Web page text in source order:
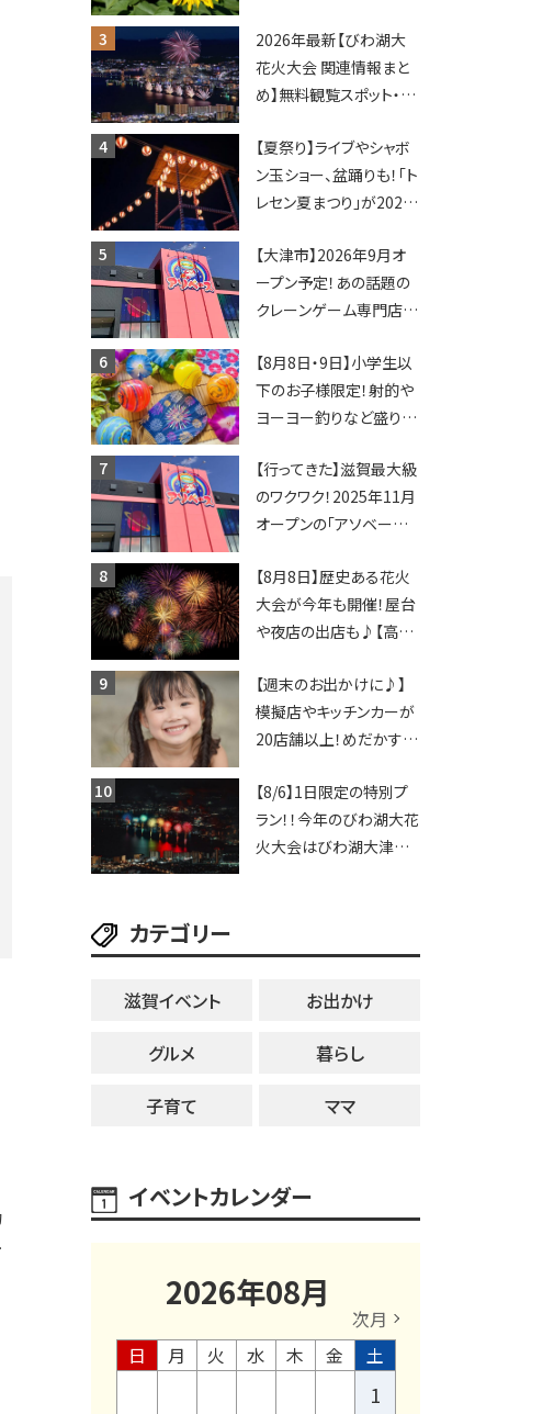
ポットやキッチンカーも
登場！何度も入園できる
フリーパスも販売★
2026年最新【びわ湖大
花火大会 関連情報まと
め】無料観覧スポット・同
ップ・交通規制に近隣施
設の駐車場情報なども
要チェック★
【夏祭り】ライブやシャボ
ン玉ショー、盆踊りも！「ト
レセン夏まつり」が2026
【大津市】2026年9月オ
ープン予定！あの話題の
クレーンゲーム専門店
ってくる！豊郷店に続く滋
賀2店舗目★
【8月8日・9日】小学生以
下のお子様限定！射的や
ヨーヨー釣りなど盛りだ
ちびっこ縁日開催♪【モリ
ーブ】
【行ってきた】滋賀最大級
のワクワク！2025年11月
オープンの「アソベース
レーンゲームで青果や日
用品までゲットできる新
スポット！
【8月8日】歴史ある花火
大会が今年も開催！屋台
や夜店の出店も♪【高宮
【週末のお出かけに♪】
模擬店やキッチンカーが
20店舗以上！めだかすく
ソングライターによるライ
ブなど。【和邇ふれあい夏
祭り】
【8/6】1日限定の特別プ
ラン！！今年のびわ湖大花
火大会はびわ湖大津プリ
カテゴリー
滋賀イベント
お出かけ
グルメ
暮らし
子育て
ママ
イベントカレンダー
2026年08月
次月
日
月 火 水 木 金 土
1